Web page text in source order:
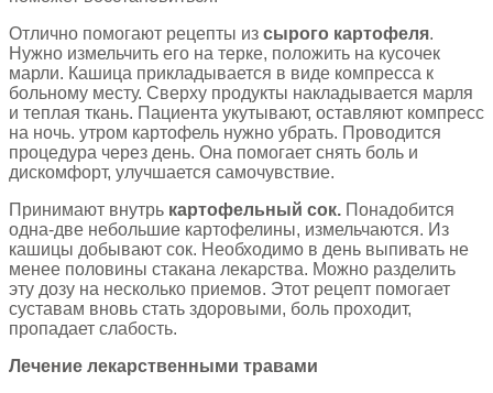
Отлично помогают рецепты из сырого картофеля.
Нужно измельчить его на терке, положить на кусочек
марли. Кашица прикладывается в виде компресса к
больному месту. Сверху продукты накладывается марля
и теплая ткань. Пациента укутывают, оставляют компресс
на ночь. утром картофель нужно убрать. Проводится
процедура через день. Она помогает снять боль и
дискомфорт, улучшается самочувствие.
Принимают внутрь картофельный сок. Понадобится
одна-две небольшие картофелины, измельчаются. Из
кашицы добывают сок. Необходимо в день выпивать не
менее половины стакана лекарства. Можно разделить
эту дозу на несколько приемов. Этот рецепт помогает
суставам вновь стать здоровыми, боль проходит,
пропадает слабость.
Лечение лекарственными травами